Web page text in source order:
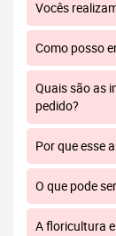
Vocês
Como posso
Quais são as
pedido?
Por que esse
O que pode
A floricultura